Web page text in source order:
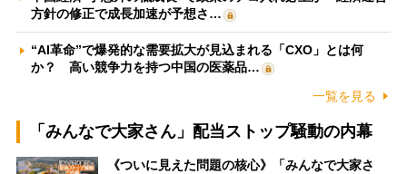
方針の修正で成長加速が予想さ…
“AI革命”で爆発的な需要拡大が見込まれる「CXO」とは何
か？ 高い競争力を持つ中国の医薬品…
一覧を見る
「みんなで大家さん」配当ストップ騒動の内幕
《ついに見えた問題の核心》「みんなで大家さ